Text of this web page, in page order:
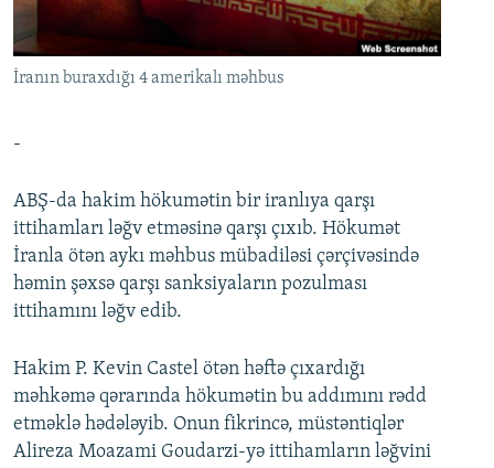
İNFOQRAFIKA
KARIKATURA
AZƏRBAYCAN ƏDƏBIYYATI KITABXANASI
İSLAM VƏ DEMOKRATIYA
MISSIYAMIZ
PEŞƏ ETIKASI VƏ JURNALISTIKA STANDARTLARIMIZ
XƏBƏR BÜLLETENLƏRIMIZ
BIZI IZLƏ
İranın buraxdığı 4 amerikalı məhbus
-
ABŞ-da hakim hökumətin bir iranlıya qarşı
ittihamları ləğv etməsinə qarşı çıxıb. Hökumət
İranla ötən aykı məhbus mübadiləsi çərçivəsində
həmin şəxsə qarşı sanksiyaların pozulması
ittihamını ləğv edib.
Hakim P. Kevin Castel ötən həftə çıxardığı
məhkəmə qərarında hökumətin bu addımını rədd
etməklə hədələyib. Onun fikrincə, müstəntiqlər
Alireza Moazami Goudarzi-yə ittihamların ləğvini